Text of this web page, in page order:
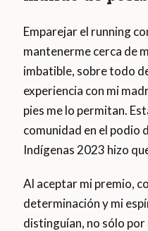
Emparejar el running
mantenerme cerca de
imbatible, sobre todo
experiencia con mi
pies me lo permitan.
comunidad en el podio
Indígenas 2023 hizo
Al aceptar mi premio,
determinación y mi
distinguían, no sólo